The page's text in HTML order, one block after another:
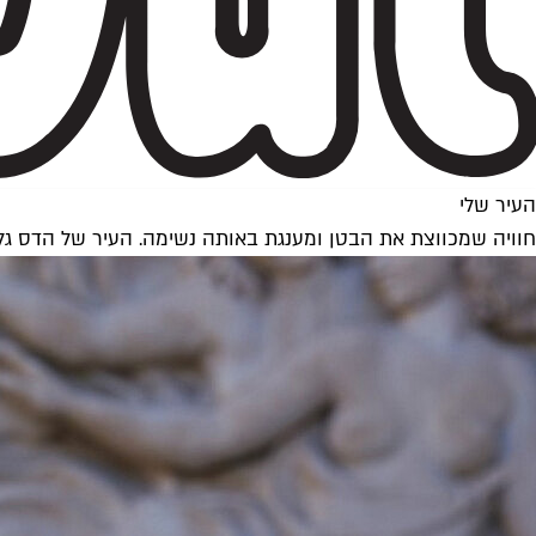
העיר שלי
חוויה שמכווצת את הבטן ומענגת באותה נשימה. העיר של הדס